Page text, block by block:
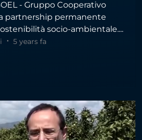
- Gruppo Cooperativo
partnership permanente
socio-ambientale....
5 years fa